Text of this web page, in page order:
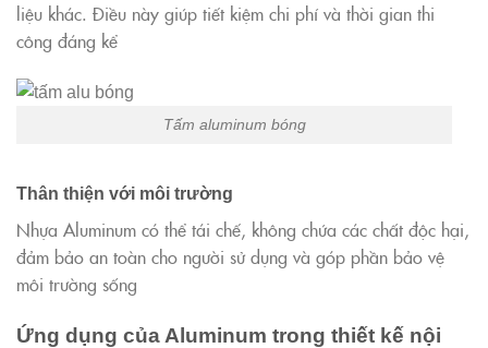
liệu khác. Điều này giúp tiết kiệm chi phí và thời gian thi
công đáng kể
Tấm aluminum bóng
Thân thiện với môi trường
Nhựa Aluminum có thể tái chế, không chứa các chất độc hại,
đảm bảo an toàn cho người sử dụng và góp phần bảo vệ
môi trường sống
Ứng dụng của Aluminum trong thiết kế nội